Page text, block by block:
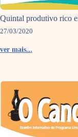
Quintal produtivo rico
27/03/2020
ver mais...